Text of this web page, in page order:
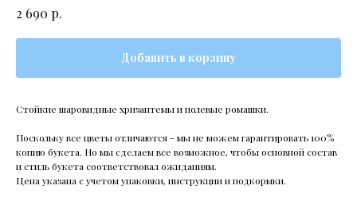
2 690 р.
Добавить в корзину
Стойкие шаровидные хризантемы и полевые ромашки.
Поскольку все цветы отличаются - мы не можем гарантировать 100%
копию букета. Но мы сделаем все возможное, чтобы основной состав
и стиль букета соответствовал ожиданиям.
Цена указана с учетом упаковки, инструкции и подкормки.